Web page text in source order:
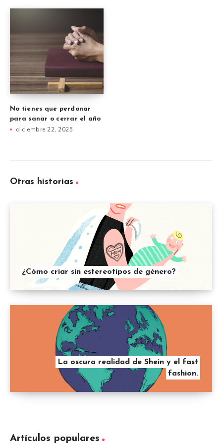
No tienes que perdonar
para sanar o cerrar el año
diciembre 22, 2025
Otras historias
¿Cómo criar sin estereotipos de género?
La oscura realidad de Shein y el fast
fashion.
Artículos populares